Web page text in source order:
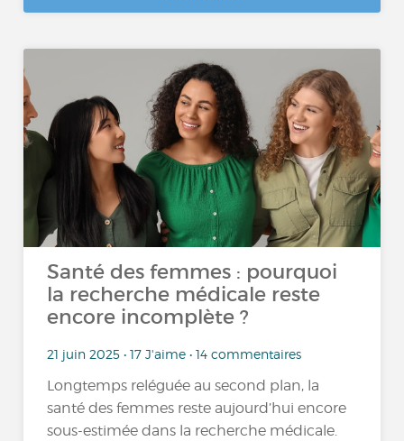
Santé des femmes : pourquoi
la recherche médicale reste
encore incomplète ?
21 juin 2025 • 17 J'aime • 14 commentaires
Longtemps reléguée au second plan, la
santé des femmes reste aujourd’hui encore
sous-estimée dans la recherche médicale.